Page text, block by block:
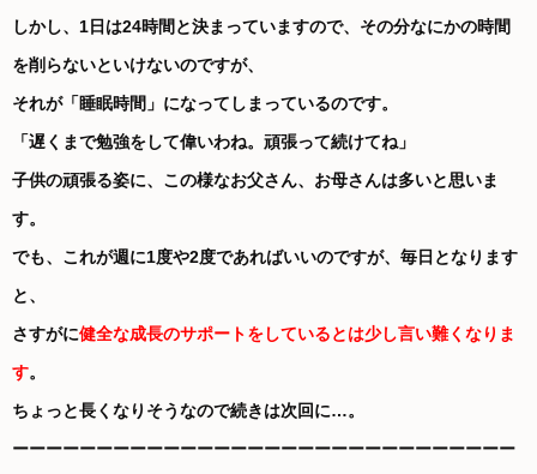
しかし、1日は24時間と決まっていますので、その分なにかの時間
を削らないといけないのですが、
それが「睡眠時間」になってしまっているのです。
「遅くまで勉強をして偉いわね。頑張って続けてね」
子供の頑張る姿に、この様なお父さん、お母さんは多いと思いま
す。
でも、これが週に1度や2度であればいいのですが、毎日となります
と、
さすがに健全な成長のサポートをしているとは少し言い難くなりま
す。
ちょっと長くなりそうなので続きは次回に…。
ーーーーーーーーーーーーーーーーーーーーーーーーーーーーーー